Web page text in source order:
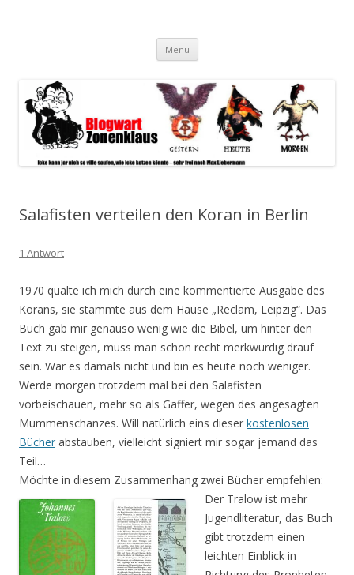
spiegeln im wesentlichen den Gesundheitszustand dieser unserer
Menü Zum
springen
Salafisten verteilen den Koran in Berlin
1 Antwort
1970 quälte ich mich durch eine kommentierte Ausgabe des
Korans, sie stammte aus dem Hause „Reclam, Leipzig“. Das
Buch gab mir genauso wenig wie die Bibel, um hinter den
Text zu steigen, muss man schon recht merkwürdig drauf
sein. War es damals nicht und bin es heute noch weniger.
Werde morgen trotzdem mal bei den Salafisten
vorbeischauen, mehr so als Gaffer, wegen des angesagten
Mummenschanzes. Will natürlich eins dieser kostenlosen
Bücher abstauben, vielleicht signiert mir sogar jemand das
Teil…
Möchte in diesem Zusammenhang zwei Bücher empfehlen:
Der Tralow ist mehr
Jugendliteratur, das Buch
gibt trotzdem einen
leichten Einblick in